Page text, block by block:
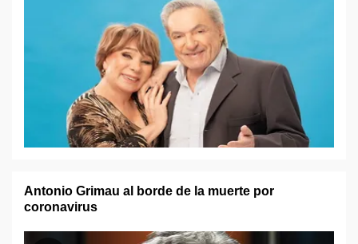
Antonio Grimau al borde de la muerte por
coronavirus